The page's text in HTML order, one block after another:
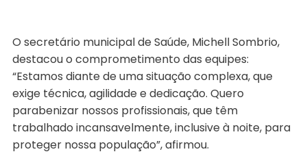
O secretário municipal de Saúde, Michell Sombrio,
destacou o comprometimento das equipes:
“Estamos diante de uma situação complexa, que
exige técnica, agilidade e dedicação. Quero
parabenizar nossos profissionais, que têm
trabalhado incansavelmente, inclusive à noite, para
proteger nossa população”, afirmou.